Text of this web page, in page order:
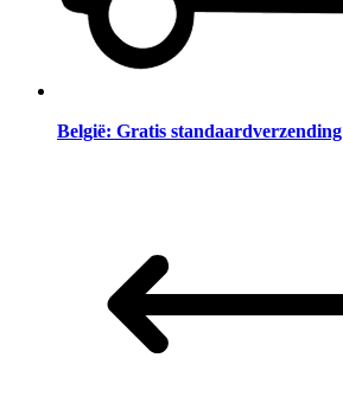
België: Gratis standaardverzending